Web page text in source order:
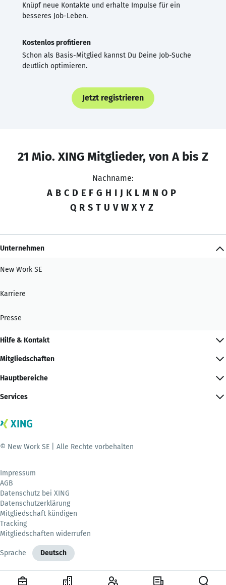
Knüpf neue Kontakte und erhalte Impulse für ein
besseres Job-Leben.
Kostenlos profitieren
Schon als Basis-Mitglied kannst Du Deine Job-Suche
deutlich optimieren.
Jetzt registrieren
21 Mio. XING Mitglieder, von A bis Z
Nachname:
A B C D E F G H I J K L M N O P
Q R S T U V W X Y Z
Unternehmen
New Work SE
Karriere
Presse
Hilfe & Kontakt
Mitgliedschaften
Hauptbereiche
Services
© New Work SE | Alle Rechte vorbehalten
Impressum
AGB
Datenschutz bei XING
Datenschutzerklärung
Mitgliedschaft kündigen
Tracking
Mitgliedschaften widerrufen
Sprache Deutsch